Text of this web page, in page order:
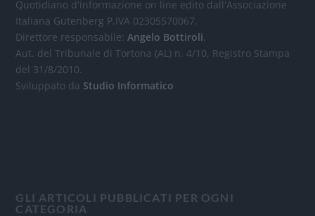
Quotidiano d'informazione on line edito dall'Associazione
Italiana Gutenberg P.IVA 02305570067.
Direttore responsabile:Angelo Bottiroli
Aut. del Tribunale di Tortona (AL) n. 4/10, Registro Stampa
del 31/8/2010.
Sviluppato da Studio Informatico
GLI ARTICOLI PUBBLICATI PER OGNI
CATEGORIA